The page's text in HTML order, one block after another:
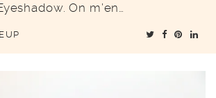
On m’en…